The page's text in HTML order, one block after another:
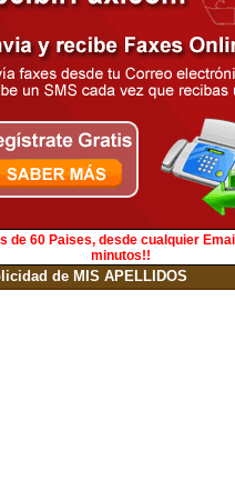
de 60 Paises, desde cualquier
minutos!!
de MIS APELLIDOS